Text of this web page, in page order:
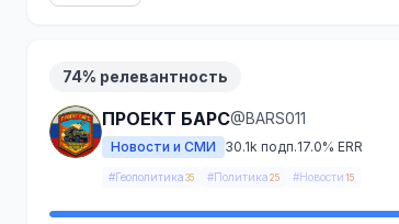
74% релевантность
ПРОЕКТ БАРС@BARS011
Новости и СМИ 30.1k подп.17.0% ERR
#Геополитика 35 #Политика 25 #Новости 15